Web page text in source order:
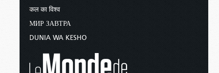
कल का विश्व
МИР ЗАВТРА
DUNIA WA KESHO